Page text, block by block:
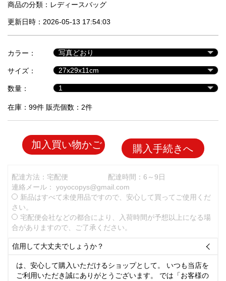
セ
ル
品
商品の分類： レディースバッグ
更新日時：2026-05-13 17:54:03
カラー：
サイズ：
数量：
在庫：99件 販売個数：2件
加入買い物かご 購入手続きへ
配達方法：宅配便
配達時間：6～9日
連絡メール： yoyocopys@gmail.com
新品はすべて未使用品ですので、安心して買ってご使用くだ
さい。
宅配便会社などの都合により、入荷時間が予想以上になる場
合がありますので、ご了承ください。
信用して大丈夫でしょうか？ 
は、安心して購入いただけるショップとして。 いつも当店を
ご利用いただき誠にありがとうございます。 では「お客様の